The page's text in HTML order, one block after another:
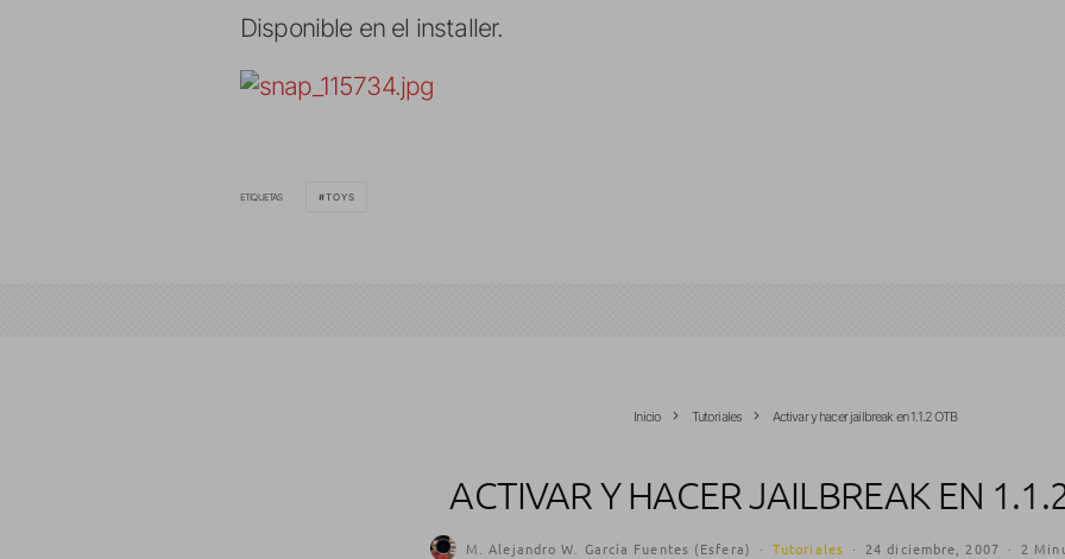
Disponible en el installer.
ETIQUETAS TOYS
Inicio Tutoriales Activar y hacer jailbreak en 1.1.2 OTB
ACTIVAR Y HACER JAILBREAK EN
M. Alejandro W. García Fuentes (Esfera) · Tutoriales · 24 diciembre, 2007 · 2